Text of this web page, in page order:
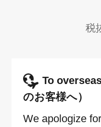
税
To
のお客様へ）
We apologize